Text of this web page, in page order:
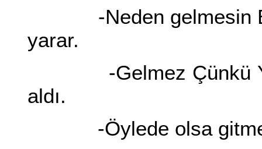
-Neden gelmesin Bir
yarar.
-Gelmez Çünkü
aldı.
-Öylede olsa